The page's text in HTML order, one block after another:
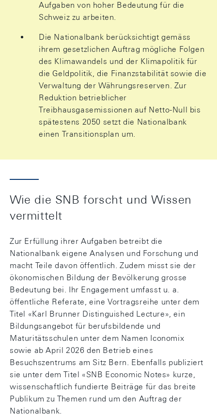
Aufgaben von hoher Bedeutung für die
Schweiz zu arbeiten.
Die Nationalbank berücksichtigt gemäss
ihrem gesetzlichen Auftrag mögliche Folgen
des Klimawandels und der Klimapolitik für
die Geldpolitik, die Finanzstabilität sowie die
Verwaltung der Währungsreserven. Zur
Reduktion betrieblicher
Treibhausgasemissionen auf Netto-Null bis
spätestens 2050 setzt die Nationalbank
einen Transitionsplan um.
Wie die SNB forscht und Wissen
vermittelt
Zur Erfüllung ihrer Aufgaben betreibt die
Nationalbank eigene Analysen und Forschung und
macht Teile davon öffentlich. Zudem misst sie der
ökonomischen Bildung der Bevölkerung grosse
Bedeutung bei. Ihr Engagement umfasst u. a.
öffentliche Referate, eine Vortragsreihe unter dem
Titel «Karl Brunner Distinguished Lecture», ein
Bildungsangebot für berufsbildende und
Maturitätsschulen unter dem Namen Iconomix
sowie ab April 2026 den Betrieb eines
Besuchszentrums am Sitz Bern. Ebenfalls publiziert
sie unter dem Titel «SNB Economic Notes» kurze,
wissenschaftlich fundierte Beiträge für das breite
Publikum zu Themen rund um den Auftrag der
Nationalbank.